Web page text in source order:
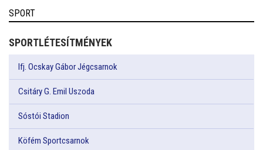
SPORT
SPORTLÉTESÍTMÉNYEK
Ifj. Ocskay Gábor Jégcsarnok
Csitáry G. Emil Uszoda
Sóstói Stadion
Köfém Sportcsarnok